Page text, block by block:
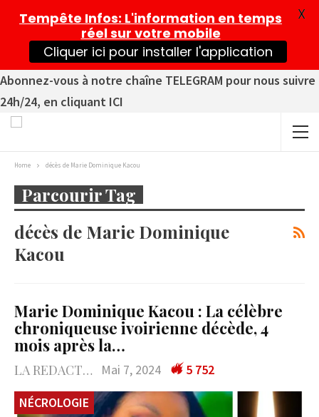
Abonnez-vous à notre chaîne TELEGRAM pour nous suivre
24h/24, en cliquant ICI
Home décès de Marie Dominique Kacou
Parcourir Tag
décès de Marie Dominique
Kacou
Marie Dominique Kacou : La célèbre
chroniqueuse ivoirienne décède, 4
mois après la…
LA REDACTION Mai 7, 2024
5 752
NÉCROLOGIE
Tempête Infos: L'information en temps
réel sur votre mobile
Cliquer ici pour installer l'application
X